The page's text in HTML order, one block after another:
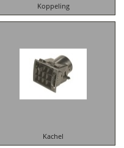
Koppeling
Kachel